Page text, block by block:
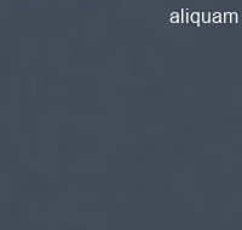
aliquam